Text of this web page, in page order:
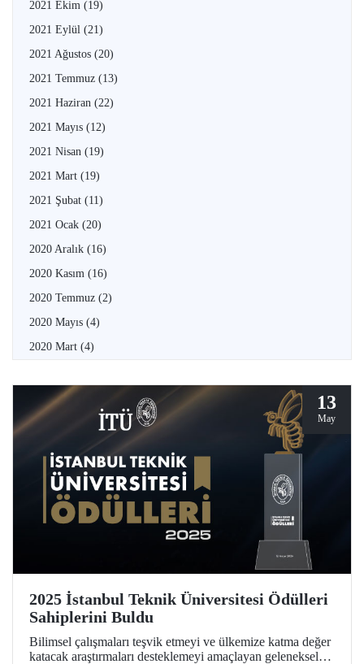
2021 Ekim (19)
2021 Eylül (21)
2021 Ağustos (20)
2021 Temmuz (13)
2021 Haziran (22)
2021 Mayıs (12)
2021 Nisan (19)
2021 Mart (19)
2021 Şubat (11)
2021 Ocak (20)
2020 Aralık (16)
2020 Kasım (16)
2020 Temmuz (2)
2020 Mayıs (4)
2020 Mart (4)
13
May
2025 İstanbul Teknik Üniversitesi Ödülleri
Sahiplerini Buldu
Bilimsel çalışmaları teşvik etmeyi ve ülkemize katma değer
katacak araştırmaları desteklemeyi amaçlayan geleneksel